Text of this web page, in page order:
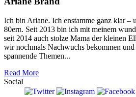
Ich bin Ariane. Ich enstamme ganz klar –
80ern. Seit 2013 bin ich mit meinem
seit 2014 auch stolze Mama der kleinen
wir nochmals Nachwuchs bekommen
spannende Themen...
Read More
Social